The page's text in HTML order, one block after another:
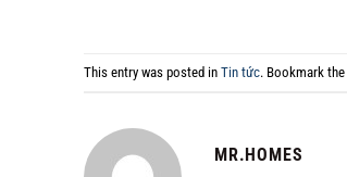
This entry was posted in Tin tức. Bookmark the
MR.HOMES